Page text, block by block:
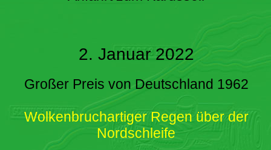
2. Januar 2022
Großer Preis von Deutschland 1962
Wolkenbruchartiger Regen über der
Nordschleife